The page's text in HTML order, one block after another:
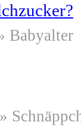
Babyalter